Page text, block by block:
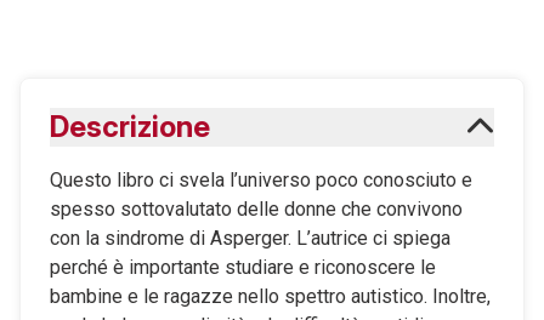
Maggiori informazioni sugli eBook
Descrizione
Questo libro ci svela l’universo poco conosciuto e
spesso sottovalutato delle donne che convivono
con la sindrome di Asperger. L’autrice ci spiega
perché è importante studiare e riconoscere le
bambine e le ragazze nello spettro autistico. Inoltre,